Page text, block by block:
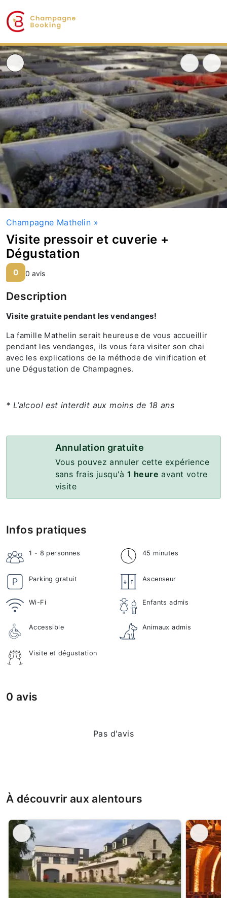
Champagne Mathelin »
Visite pressoir et cuverie +
Dégustation
0 0 avis
Description
Visite gratuite pendant les vendanges!
La famille Mathelin serait heureuse de vous accueillir
pendant les vendanges, ils vous fera visiter son chai
avec les explications de la méthode de vinification et
une Dégustation de Champagnes.
* L’alcool est interdit aux moins de 18 ans
Annulation gratuite
Vous pouvez annuler cette expérience
sans frais jusqu'à1 heure avant votre
visite
Infos pratiques
1 - 8 personnes 45 minutes
Parking gratuit Ascenseur
Wi-Fi Enfants admis
Accessible Animaux admis
Visite et dégustation
0 avis
Pas d'avis
À découvrir aux alentours